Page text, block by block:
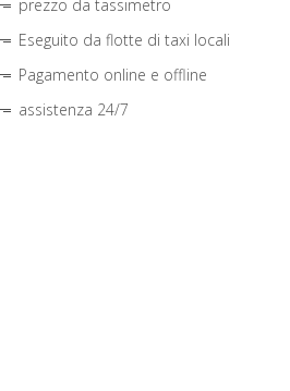
prezzo da tassimetro
Eseguito da flotte di taxi locali
Pagamento online e offline
assistenza 24/7